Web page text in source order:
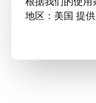
地区：美国 提